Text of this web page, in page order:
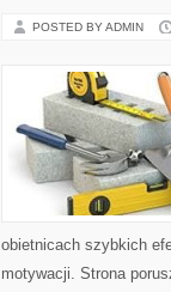
POSTED BY ADMIN
obietnicach szybkich
motywacji. Strona